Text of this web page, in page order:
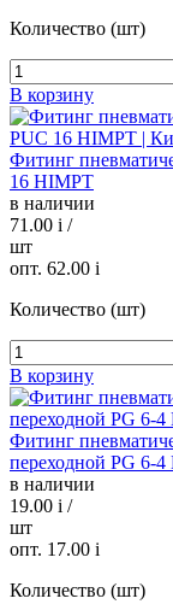
Количество (шт)
В корзину
Фитинг
16 HIMPT
в наличии
71.00 i /
шт
опт. 62.00 i
Количество (шт)
В корзину
Фитинг
переходной PG 6-
в наличии
19.00 i /
шт
опт. 17.00 i
Количество (шт)